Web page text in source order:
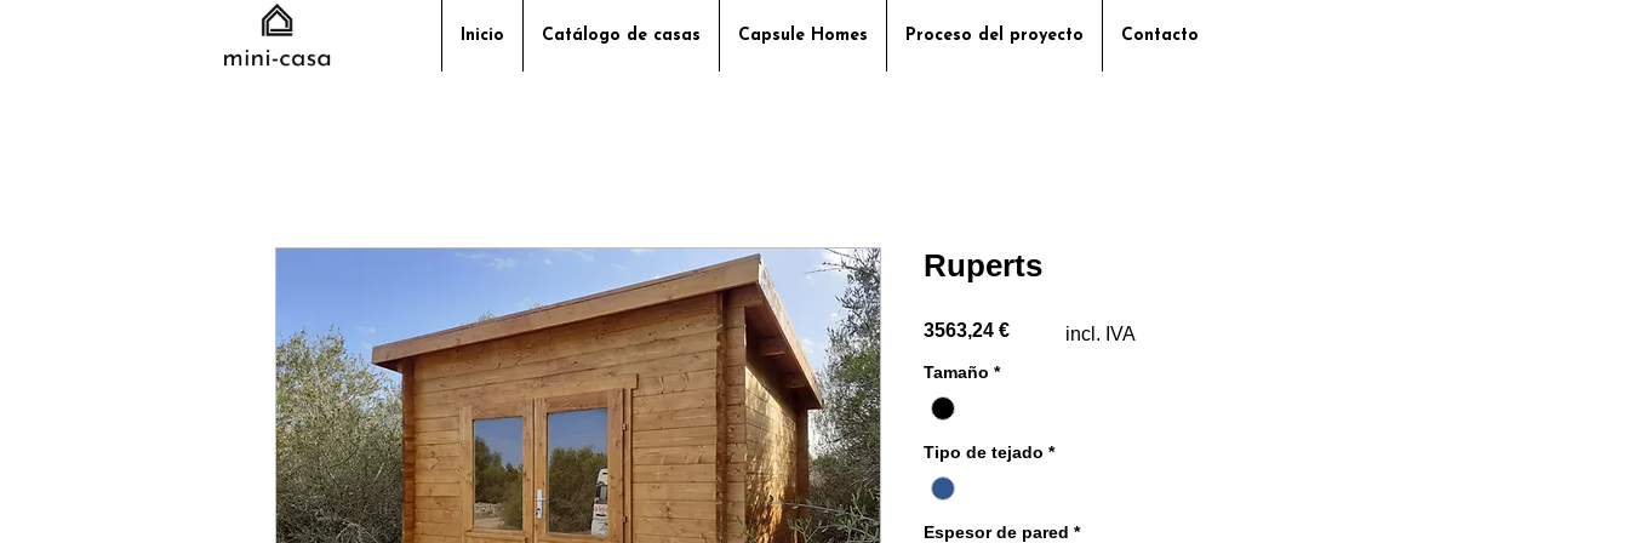
Inicio Catálogo de casas Capsule Homes Proceso del proyecto Contacto
Ruperts
3563,24 €Precio
Tamaño *
Tipo de tejado *
Espesor de pared *
incl. IVA